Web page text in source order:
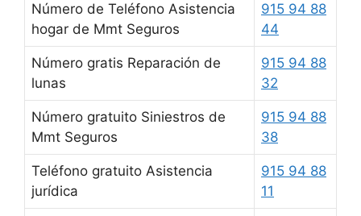
Número de Teléfono Asistencia
hogar de Mmt Seguros
915 94 88
44
Número gratis Reparación de
lunas
915 94 88
32
Número gratuito Siniestros de
Mmt Seguros
915 94 88
38
Teléfono gratuito Asistencia
jurídica
915 94 88
11